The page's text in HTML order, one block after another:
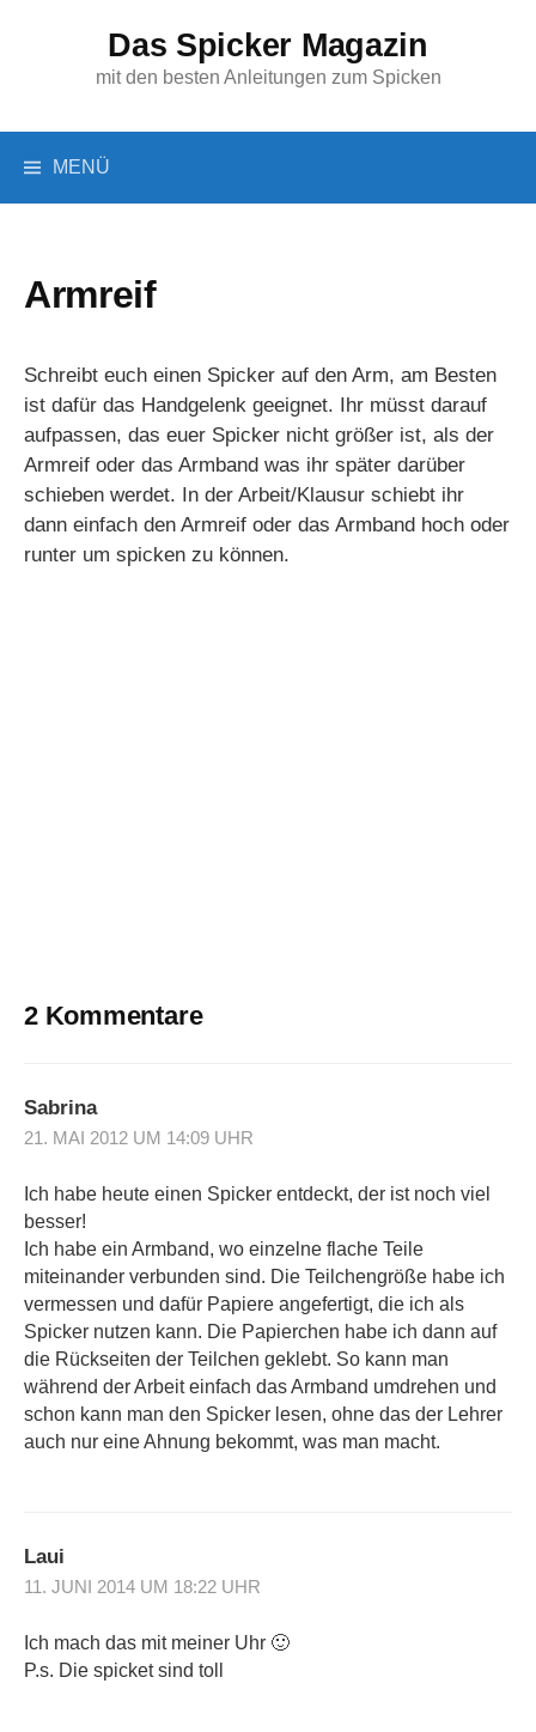
Das Spicker Magazin
mit den besten Anleitungen zum Spicken
MENÜ
Armreif
Schreibt euch einen Spicker auf den Arm, am Besten
ist dafür das Handgelenk geeignet. Ihr müsst darauf
aufpassen, das euer Spicker nicht größer ist, als der
Armreif oder das Armband was ihr später darüber
schieben werdet. In der Arbeit/Klausur schiebt ihr
dann einfach den Armreif oder das Armband hoch oder
runter um spicken zu können.
2 Kommentare
Sabrina
21. MAI 2012 UM 14:09 UHR
Ich habe heute einen Spicker entdeckt, der ist noch viel
besser!
Ich habe ein Armband, wo einzelne flache Teile
miteinander verbunden sind. Die Teilchengröße habe ich
vermessen und dafür Papiere angefertigt, die ich als
Spicker nutzen kann. Die Papierchen habe ich dann auf
die Rückseiten der Teilchen geklebt. So kann man
während der Arbeit einfach das Armband umdrehen und
schon kann man den Spicker lesen, ohne das der Lehrer
auch nur eine Ahnung bekommt, was man macht.
Laui
11. JUNI 2014 UM 18:22 UHR
Ich mach das mit meiner Uhr 🙂
P.s. Die spicket sind toll